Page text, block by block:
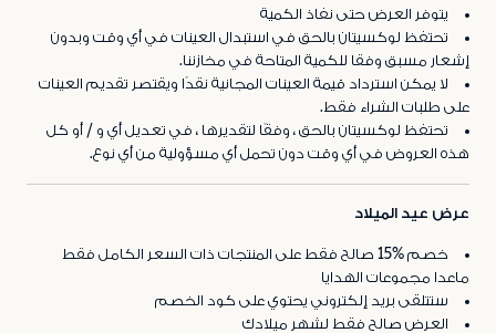
يتوفر العرض حتى نفاذ الكمية
تحتفظ لوكسيتان بالحق في استبدال العينات في أي وقت وبدون
إشعار مسبق وفقا للكمية المتاحة في مخازننا.
لا يمكن استرداد قيمة العينات المجانية نقدًا ويقتصر تقديم العينات
على طلبات الشراء فقط.
تحتفظ لوكسيتان بالحق ، وفقًا لتقديرها ، في تعديل أي و / أو كل
هذه العروض في أي وقت دون تحمل أي مسؤولية من أي نوع.
عرض عيد الميلاد
خصم %15 صالح فقط على المنتجات ذات السعر الكامل فقط
ماعدا مجموعات الهدايا
ستتلقى بريد إلكتروني يحتوي على كود الخصم
العرض صالح فقط لشهر ميلادك